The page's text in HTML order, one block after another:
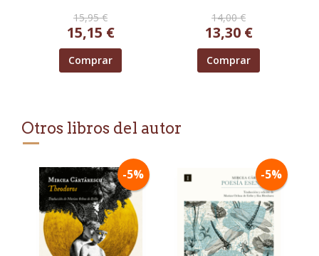
15,95 €
15,15 €
Comprar
14,00 €
13,30 €
Comprar
Otros libros del autor
-5% -5%